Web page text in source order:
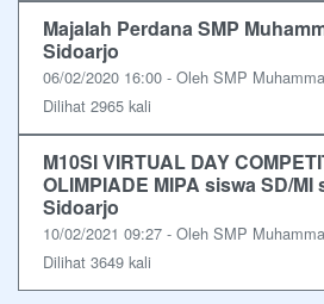
Majalah Perdana SMP
Sidoarjo
06/02/2020 16:00 - Oleh SMP
Dilihat 2965 kali
M10SI VIRTUAL DAY
OLIMPIADE MIPA siswa SD/
Sidoarjo
10/02/2021 09:27 - Oleh SMP
Dilihat 3649 kali